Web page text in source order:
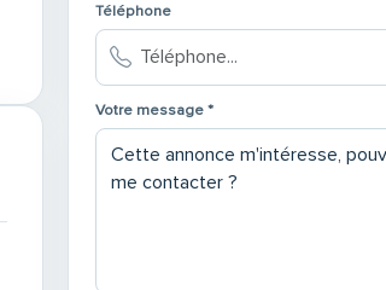
Téléphone
Votre message *